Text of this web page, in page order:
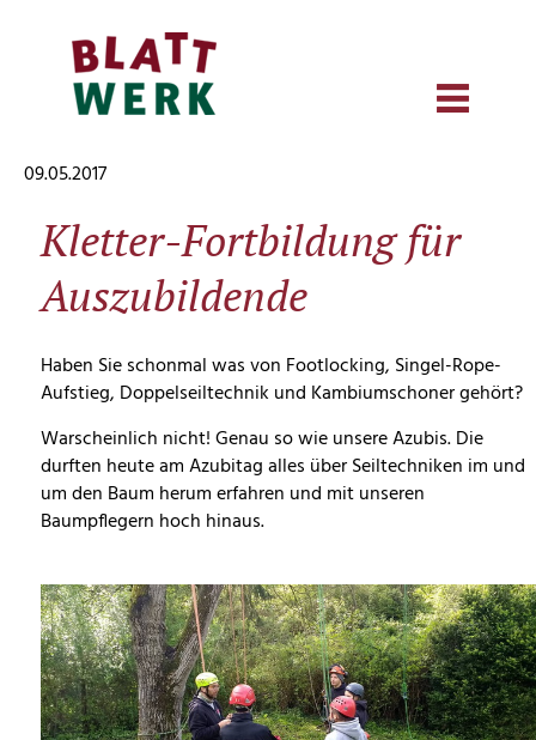
09.05.2017
Kletter-Fortbildung für
Auszubildende
Haben Sie schonmal was von Footlocking, Singel-Rope-
Aufstieg, Doppelseiltechnik und Kambiumschoner gehört?
Warscheinlich nicht! Genau so wie unsere Azubis. Die
durften heute am Azubitag alles über Seiltechniken im und
um den Baum herum erfahren und mit unseren
Baumpflegern hoch hinaus.